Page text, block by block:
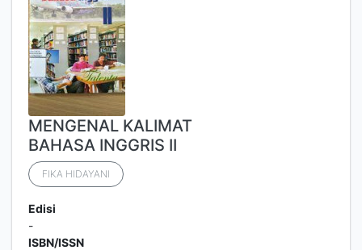
MENGENAL KALIMAT
BAHASA INGGRIS II
FIKA HIDAYANI
Edisi
-
ISBN/ISSN